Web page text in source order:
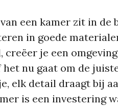
een kamer zit in de
in goede
creëer je een
het nu gaat om de
elk detail draagt bij
is een investering